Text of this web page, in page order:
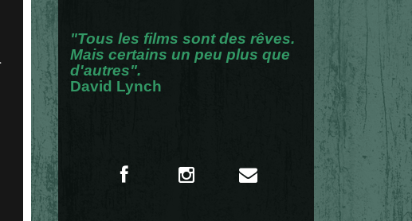
"Tous les films sont des rêves.
Mais certains un peu plus que
d'autres".
David Lynch